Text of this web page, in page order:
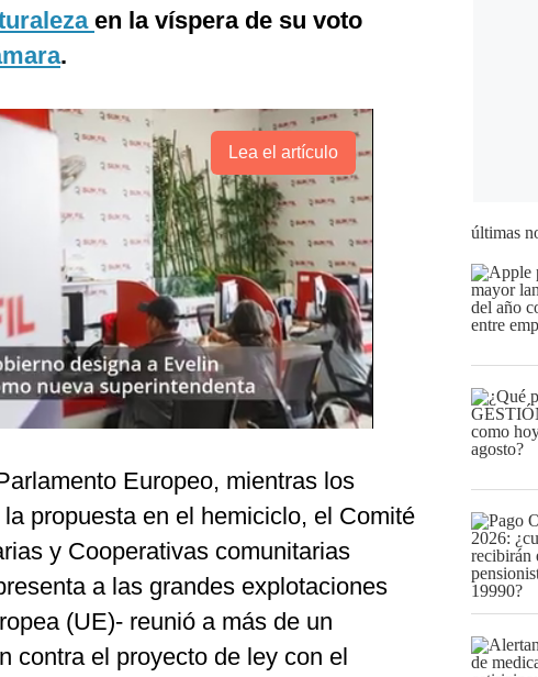
en la víspera de su voto
.
Lea el artículo
Europeo, mientras los
propuesta en el hemiciclo, el Comité
y Cooperativas comunitarias
a las grandes explotaciones
(UE)- reunió a más de un
contra el proyecto de ley con el
últimas